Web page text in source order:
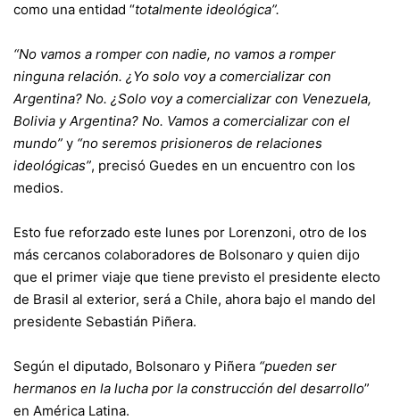
como una entidad “totalmente ideológica”.
“No vamos a romper con nadie, no vamos a romper
ninguna relación. ¿Yo solo voy a comercializar con
Argentina? No. ¿Solo voy a comercializar con Venezuela,
Bolivia y Argentina? No. Vamos a comercializar con el
mundo” y “no seremos prisioneros de relaciones
ideológicas”, precisó Guedes en un encuentro con los
medios.
Esto fue reforzado este lunes por Lorenzoni, otro de los
más cercanos colaboradores de Bolsonaro y quien dijo
que el primer viaje que tiene previsto el presidente electo
de Brasil al exterior, será a Chile, ahora bajo el mando del
presidente Sebastián Piñera.
Según el diputado, Bolsonaro y Piñera “pueden ser
hermanos en la lucha por la construcción del desarrollo”
en América Latina.